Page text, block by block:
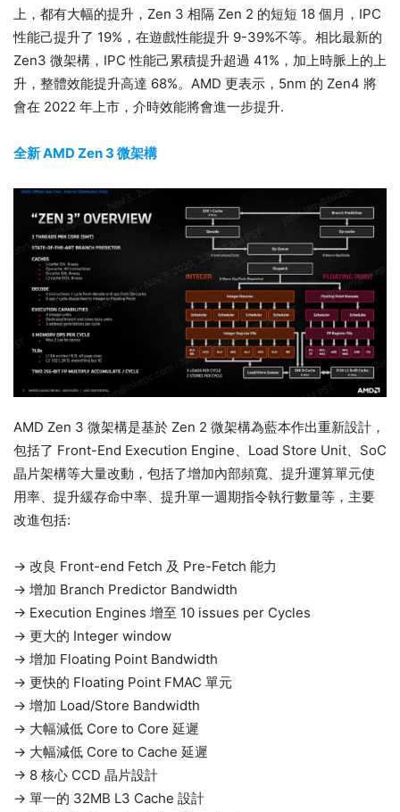
上，都有大幅的提升，Zen 3 相隔 Zen 2 的短短 18 個月，IPC
性能己提升了 19%，在遊戲性能提升 9-39%不等。相比最新的
Zen3 微架構，IPC 性能己累積提升超過 41%，加上時脈上的上
升，整體效能提升高達 68%。AMD 更表示，5nm 的 Zen4 將
會在 2022 年上市，介時效能將會進一步提升.
全新 AMD Zen 3 微架構
AMD Zen 3 微架構是基於 Zen 2 微架構為藍本作出重新設計，
包括了 Front-End Execution Engine、Load Store Unit、SoC
晶片架構等大量改動，包括了增加內部頻寬、提升運算單元使
用率、提升緩存命中率、提升單一週期指令執行數量等，主要
改進包括:
→ 改良 Front-end Fetch 及 Pre-Fetch 能力
→ 增加 Branch Predictor Bandwidth
→ Execution Engines 增至 10 issues per Cycles
→ 更大的 Integer window
→ 增加 Floating Point Bandwidth
→ 更快的 Floating Point FMAC 單元
→ 增加 Load/Store Bandwidth
→ 大幅減低 Core to Core 延遲
→ 大幅減低 Core to Cache 延遲
→ 8 核心 CCD 晶片設計
→ 單一的 32MB L3 Cache 設計